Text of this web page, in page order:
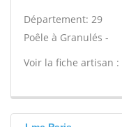
Département: 29
Poêle à Granulés -
Voir la fiche artisan :